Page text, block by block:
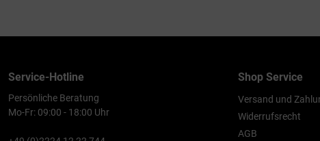
Service-Hotline
Persönliche Beratung
Mo-Fr: 09:00 - 18:00 Uhr
Shop Service
Versand und
Widerrufsrecht
AGB